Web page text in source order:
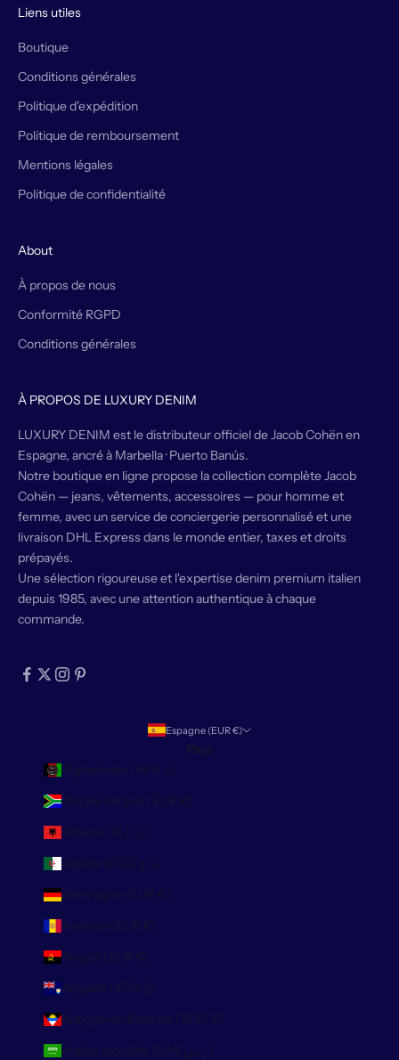
Liens utiles
Boutique
Conditions générales
Politique d'expédition
Politique de remboursement
Mentions légales
Politique de confidentialité
About
À propos de nous
Conformité RGPD
Conditions générales
À PROPOS DE LUXURY DENIM
LUXURY DENIM est le distributeur officiel de Jacob Cohën en
Espagne, ancré à Marbella · Puerto Banús.
Notre boutique en ligne propose la collection complète Jacob
Cohën — jeans, vêtements, accessoires — pour homme et
femme, avec un service de conciergerie personnalisé et une
livraison DHL Express dans le monde entier, taxes et droits
prépayés.
Une sélection rigoureuse et l'expertise denim premium italien
depuis 1985, avec une attention authentique à chaque
commande.
Espagne (EUR €)
Pays
Afghanistan (AFN ؋)
Afrique du Sud (EUR €)
Albanie (ALL L)
Algérie (DZD د.ج)
Allemagne (EUR €)
Andorre (EUR €)
Angola (EUR €)
Anguilla (XCD $)
Antigua-et-Barbuda (XCD $)
Arabie saoudite (SAR ر.س)